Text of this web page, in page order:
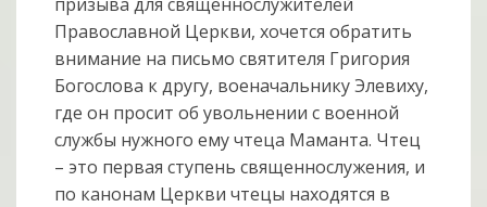
Православной Церкви, хочется обратить
внимание на письмо святителя Григория
Богослова к другу, военачальнику Элевиху,
где он просит об увольне­нии с военной
службы нужного ему чтеца Маманта. Чтец
– это первая ступень священнослужения, и
по канонам Церкви чтецы находятся в